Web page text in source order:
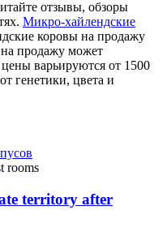
отзывы, обзоры
Микро-хайлендские
коровы на продажу
продажу может
варьируются от 1500
генетики, цвета и
rooms
territory after